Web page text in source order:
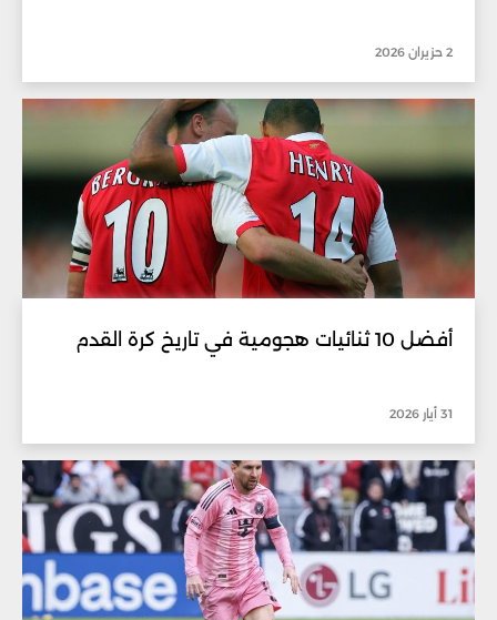
2 حزيران 2026
أفضل 10 ثنائيات هجومية في تاريخ كرة القدم
31 أيار 2026